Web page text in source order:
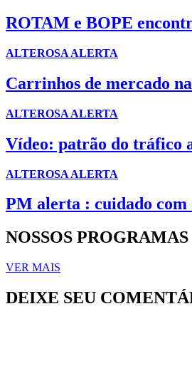
ROTAM e BOPE
ALTEROSA ALERTA
Carrinhos de mercado
ALTEROSA ALERTA
Vídeo: patrão do tráfico
ALTEROSA ALERTA
PM alerta : cuidado com
NOSSOS PROGRAMAS
VER MAIS
DEIXE SEU